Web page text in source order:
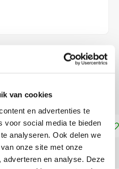
van cookies
en advertenties te
voor social media te bieden
analyseren. Ook delen we
onze site met onze
en analyse. Deze
aan winkelwagen